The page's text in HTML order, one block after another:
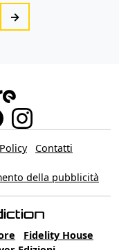
→
Contatti
della pubblicità
Fidelity House